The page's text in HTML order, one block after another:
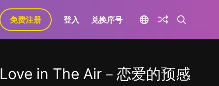
免费注册 登入 兑换序号
Love in The Air－恋爱的预感